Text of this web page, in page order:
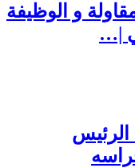
و الوظيفة
|…
الرئيس